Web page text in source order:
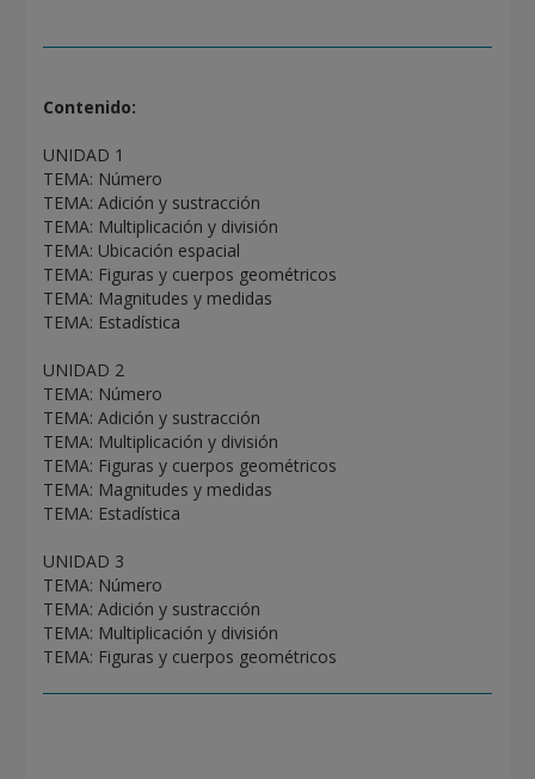
Contenido:
UNIDAD 1
TEMA: Número
TEMA: Adición y sustracción
TEMA: Multiplicación y división
TEMA: Ubicación espacial
TEMA: Figuras y cuerpos geométricos
TEMA: Magnitudes y medidas
TEMA: Estadística
UNIDAD 2
TEMA: Número
TEMA: Adición y sustracción
TEMA: Multiplicación y división
TEMA: Figuras y cuerpos geométricos
TEMA: Magnitudes y medidas
TEMA: Estadística
UNIDAD 3
TEMA: Número
TEMA: Adición y sustracción
TEMA: Multiplicación y división
TEMA: Figuras y cuerpos geométricos